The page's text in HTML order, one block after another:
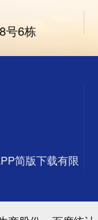
号6栋
简版下载有限